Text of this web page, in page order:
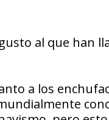
al que han
a los